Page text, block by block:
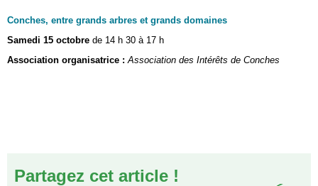
Conches, entre grands arbres et grands domaines
Samedi 15 octobre de 14 h 30 à 17 h
Association organisatrice : Association des Intérêts de Conches
Partagez cet article !